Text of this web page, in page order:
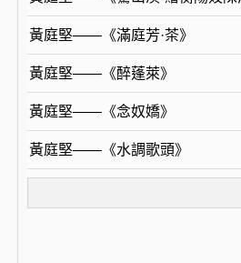
黃庭堅——《滿庭芳·茶》
黃庭堅——《醉蓬萊》
黃庭堅——《念奴嬌》
黃庭堅——《水調歌頭》